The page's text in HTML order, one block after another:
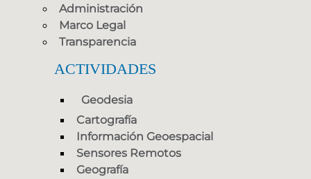
Administración
Marco Legal
Transparencia
ACTIVIDADES
Geodesia
Cartografía
Información Geoespacial
Sensores Remotos
Geografía